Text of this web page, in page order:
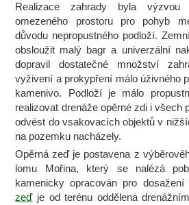
Realizace zahrady byla
omezeného prostoru pro pohyb
důvodu nepropustného podloží.
obsloužit malý bagr a univerzální
dopravil dostatečné množství
vyživení a prokypření málo úživného
kamenivo. Podloží je málo
realizovat drenáže opěrné zdi i všech
odvést do vsakovacích objektů v
na pozemku nacházely.
Opěrná zeď je postavena z
lomu Mořina, který se nalézá
kamenicky opracován pro dosažení
zeďje od terénu oddělena